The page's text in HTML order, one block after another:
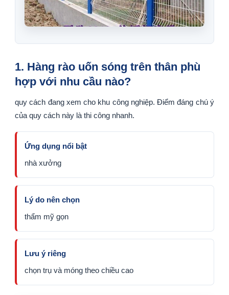
1. Hàng rào uốn sóng trên thân phù
hợp với nhu cầu nào?
quy cách đang xem cho khu công nghiệp. Điểm đáng chú ý
của quy cách này là thi công nhanh.
Ứng dụng nổi bật
nhà xưởng
Lý do nên chọn
thẩm mỹ gọn
Lưu ý riêng
chọn trụ và móng theo chiều cao